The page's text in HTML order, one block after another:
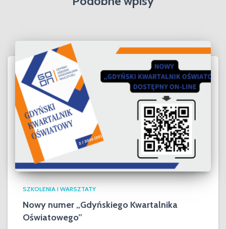
SZKOLENIA I WARSZTATY
Nowy numer „Gdyńskiego Kwartalnika
Oświatowego”